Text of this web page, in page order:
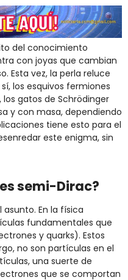
del conocimiento
con joyas que cambian
Esta vez, la perla reluce
los esquivos fermiones
gatos de Schrödinger
y con masa, dependiendo
tiene esto para el
este enigma, sin
semi-Dirac?
En la física
fundamentales que
y quarks). Estos
no son partículas en el
una suerte de
que se comportan